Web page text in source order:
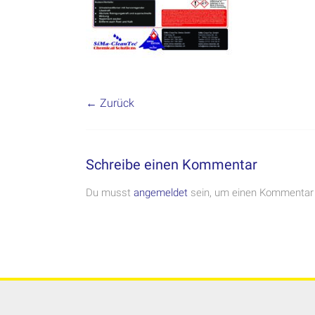
← Zurück
Schreibe einen Kommentar
Du musst angemeldet sein, um einen